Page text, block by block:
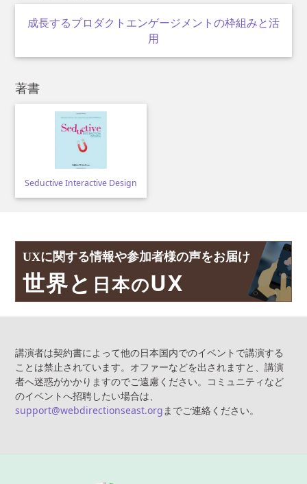
成長するプロダクトエンゲージメントの枠組みと活
用
著書
Seductive Interactive Design
UXに関する情報や参加者様の声をお届け
世界と 日本のUX
講演者は契約書によって他の日本国内でのイベントで講演する
ことは禁止されています。オファーなどを出されますと、講演
者へ迷惑がかかりますのでご遠慮ください。コミュニティなど
のイベントへ招聘したい場合は、
support@webdirectionseast.orgまでご連絡ください。